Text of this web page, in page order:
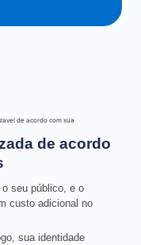
de acordo
o seu público, e o
custo adicional no
sua identidade